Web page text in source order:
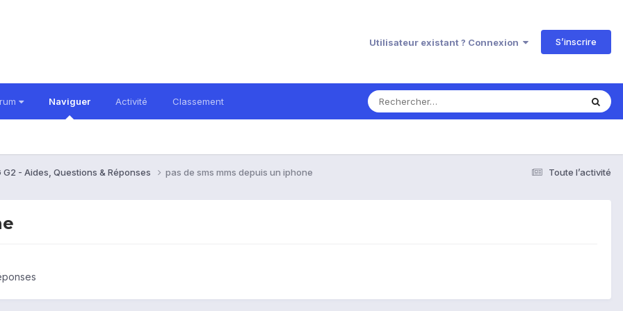
Utilisateur existant ? Connexion S’inscrire
Naviguer Activité Classement
Toute l’activité
G2 - Aides, Questions & Réponses pas de sms mms depuis un iphone